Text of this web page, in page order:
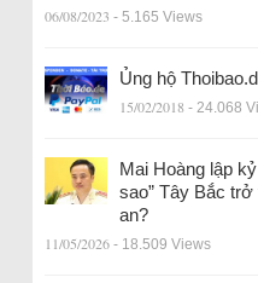
06/08/2023 - 5.165 Views
Ủng hộ
15/02/2018 - 24.068
Mai Hoàng lập
sao” Tây Bắc
an?
11/05/2026 - 18.509 Views